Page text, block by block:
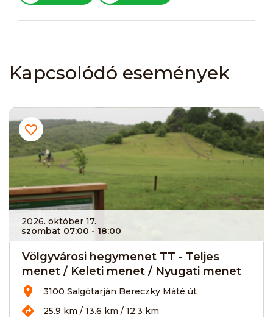
Kapcsolódó események
2026. október 17.
szombat 07:00 - 18:00
Völgyvárosi hegymenet TT - Teljes
menet / Keleti menet / Nyugati menet
3100 Salgótarján Bereczky Máté út
25.9 km / 13.6 km / 12.3 km